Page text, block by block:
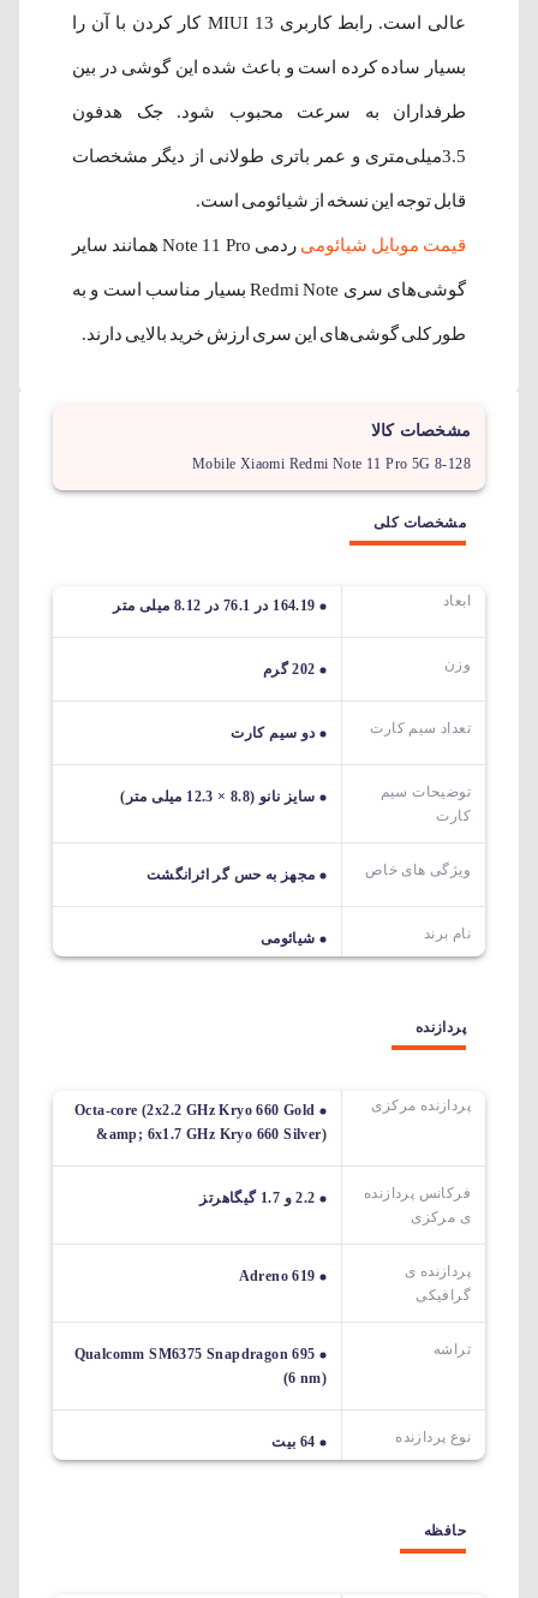
عالی ‌است. رابط کاربری MIUI 13 کار کردن با آن را
بسیار ساده کرده‌ است و باعث شده این گوشی در بین
طرفداران به سرعت محبوب شود. جک هدفون
3.5میلی‌متری و عمر باتری طولانی از دیگر مشخصات
قابل توجه این نسخه از شیائومی است.
قیمت موبایل شیائومی ردمی Note 11 Pro همانند سایر
گوشی‌های سری Redmi Note بسیار مناسب است و به
طور کلی گوشی‌های این سری ارزش خرید بالایی دارند.
مشخصات کالا
Mobile Xiaomi Redmi Note 11 Pro 5G 8-128
مشخصات کلی
ابعاد 164.19 در 76.1 در 8.12 میلی متر
وزن 202 گرم
تعداد سیم کارت دو سیم کارت
توضیحات سیم
کارت
سایز نانو (8.8 × 12.3 میلی متر)
ویژگی های خاص مجهز به حس گر اثرانگشت
نام برند شیائومی
پردازنده
پردازنده مرکزی
Octa-core (2x2.2 GHz Kryo 660 Gold
&amp; 6x1.7 GHz Kryo 660 Silver)
فرکانس پردازنده
ی مرکزی
2.2 و 1.7 گیگاهرتز
پردازنده ی
گرافیکی
Adreno 619
تراشه
Qualcomm SM6375 Snapdragon 695
(6 nm)
نوع پردازنده 64 بیت
حافظه